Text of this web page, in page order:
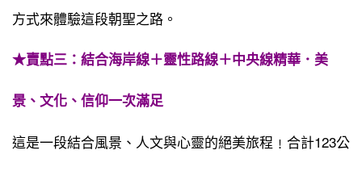
方式來體驗這段朝聖之路。
★賣點三：結合海岸線＋靈性路線＋中央線精華．美
景、文化、信仰一次滿足
這是一段結合風景、人文與心靈的絕美旅程﹗合計123公